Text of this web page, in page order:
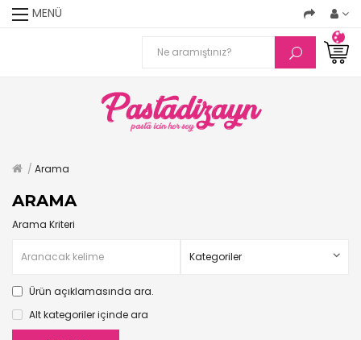
MENÜ
Arama
ARAMA
Arama Kriteri
Ürün açıklamasında ara.
Alt kategoriler içinde ara